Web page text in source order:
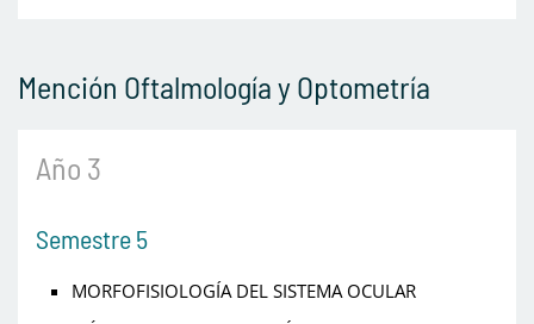
Mención Oftalmología y Optometría
Año 3
Semestre 5
MORFOFISIOLOGÍA DEL SISTEMA OCULAR